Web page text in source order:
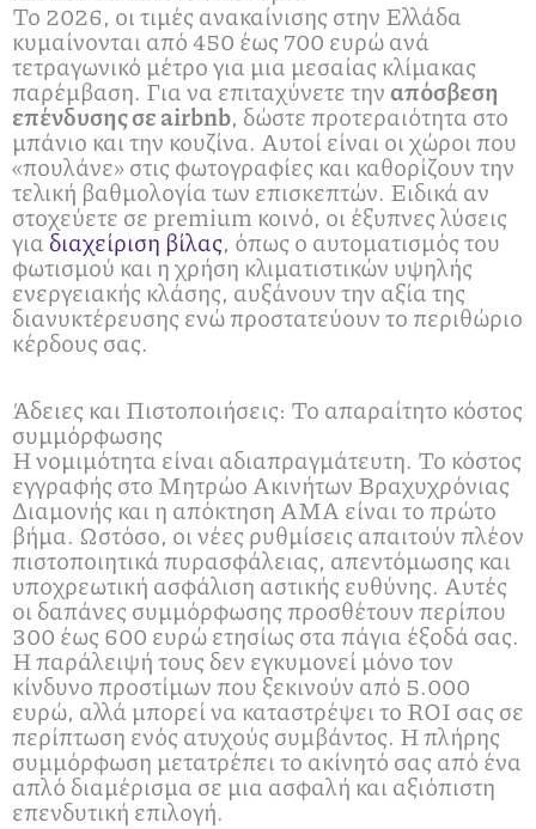
Το 2026, οι τιμές ανακαίνισης στην Ελλάδα
κυμαίνονται από 450 έως 700 ευρώ ανά
τετραγωνικό μέτρο για μια μεσαίας κλίμακας
παρέμβαση. Για να επιταχύνετε την απόσβεση
επένδυσης σε airbnb, δώστε προτεραιότητα στο
μπάνιο και την κουζίνα. Αυτοί είναι οι χώροι που
«πουλάνε» στις φωτογραφίες και καθορίζουν την
τελική βαθμολογία των επισκεπτών. Ειδικά αν
στοχεύετε σε premium κοινό, οι έξυπνες λύσεις
γιαδιαχείριση βίλας, όπως ο αυτοματισμός του
φωτισμού και η χρήση κλιματιστικών υψηλής
ενεργειακής κλάσης, αυξάνουν την αξία της
διανυκτέρευσης ενώ προστατεύουν το περιθώριο
κέρδους σας.
Άδειες και Πιστοποιήσεις: Το απαραίτητο κόστος
συμμόρφωσης
Η νομιμότητα είναι αδιαπραγμάτευτη. Το κόστος
εγγραφής στο Μητρώο Ακινήτων Βραχυχρόνιας
Διαμονής και η απόκτηση ΑΜΑ είναι το πρώτο
βήμα. Ωστόσο, οι νέες ρυθμίσεις απαιτούν πλέον
πιστοποιητικά πυρασφάλειας, απεντόμωσης και
υποχρεωτική ασφάλιση αστικής ευθύνης. Αυτές
οι δαπάνες συμμόρφωσης προσθέτουν περίπου
300 έως 600 ευρώ ετησίως στα πάγια έξοδά σας.
Η παράλειψή τους δεν εγκυμονεί μόνο τον
κίνδυνο προστίμων που ξεκινούν από 5.000
ευρώ, αλλά μπορεί να καταστρέψει το ROI σας σε
περίπτωση ενός ατυχούς συμβάντος. Η πλήρης
συμμόρφωση μετατρέπει το ακίνητό σας από ένα
απλό διαμέρισμα σε μια ασφαλή και αξιόπιστη
επενδυτική επιλογή.